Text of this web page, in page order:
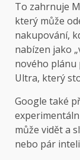
To zahrnuje
který může
nakupování,
nabízen jako
nového plánu
Ultra, který
Google také
může vidět a
nebo pár